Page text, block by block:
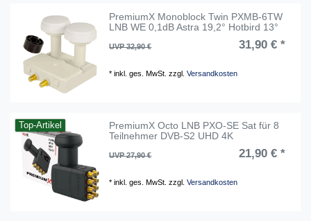
PremiumX Monoblock Twin PXMB-6TW
LNB WE 0,1dB Astra 19,2° Hotbird 13°
UVP 32,90 € 31,90 € *
*inkl. ges. MwSt. zzgl.Versandkosten
Top-Artikel
PremiumX Octo LNB PXO-SE Sat für 8
Teilnehmer DVB-S2 UHD 4K
UVP 27,90 € 21,90 € *
*inkl. ges. MwSt. zzgl.Versandkosten